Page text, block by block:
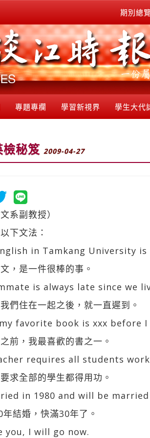
期別總
專題專欄 學習新視界 學生大代
秘笈 2009-04-27
系副教授）
下文法：
in Tamkang University
，是一件很棒的事。
is always late since we
們住在一起之後，就一直遲到。
favorite book is xxx before I
前，我最喜歡的書之一。
requires all students
求全部的學生都得用功。
in 1980 and will be
結婚，快滿30年了。
you, I will go now.